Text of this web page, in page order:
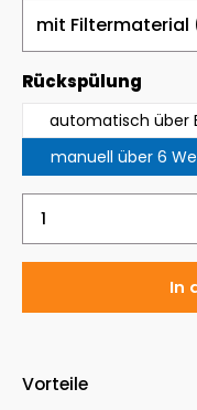
Rückspülung
automatisch über
manuell über 6
Produkt
In
Vorteile